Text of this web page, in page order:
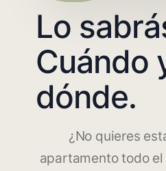
Lo
Cuándo
dónde.
¿No quieres
apartamento todo